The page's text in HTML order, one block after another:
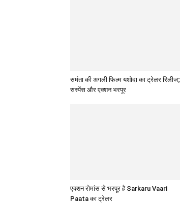
समंता की अगली फिल्म यशोदा का ट्रेलर रिलीज;
सस्पेंस और एक्शन भरपूर
एक्शन रोमांस से भरपूर है Sarkaru Vaari
Paata का ट्रेलर